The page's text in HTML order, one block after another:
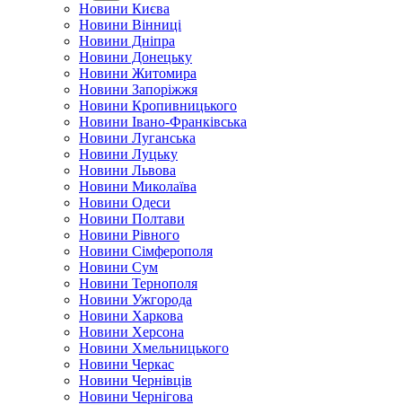
Новини Києва
Новини Вінниці
Новини Дніпра
Новини Донецьку
Новини Житомира
Новини Запоріжжя
Новини Кропивницького
Новини Івано-Франківська
Новини Луганська
Новини Луцьку
Новини Львова
Новини Миколаїва
Новини Одеси
Новини Полтави
Новини Рівного
Новини Сімферополя
Новини Сум
Новини Тернополя
Новини Ужгорода
Новини Харкова
Новини Херсона
Новини Хмельницького
Новини Черкас
Новини Чернівців
Новини Чернігова